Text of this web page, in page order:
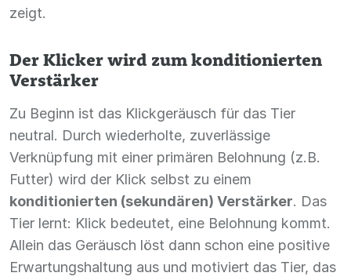
zeigt.
Der Klicker wird zum konditionierten
Verstärker
Zu Beginn ist das Klickgeräusch für das Tier
neutral. Durch wiederholte, zuverlässige
Verknüpfung mit einer primären Belohnung (z.B.
Futter) wird der Klick selbst zu einem
konditionierten (sekundären) Verstärker. Das
Tier lernt: Klick bedeutet, eine Belohnung kommt.
Allein das Geräusch löst dann schon eine positive
Erwartungshaltung aus und motiviert das Tier, das